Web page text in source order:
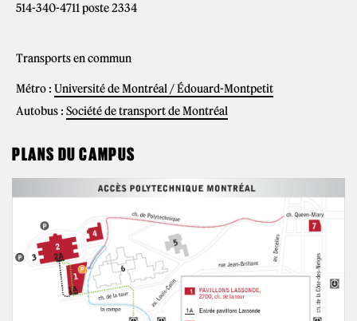
514-340-4711 poste 2334
Transports en commun
Métro : Université de Montréal / Édouard-Montpetit
Autobus : Société de transport de Montréal
PLANS DU CAMPUS